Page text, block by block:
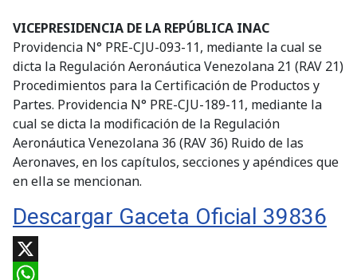
VICEPRESIDENCIA DE LA REPÚBLICA INAC
Providencia N° PRE-CJU-093-11, mediante la cual se
dicta la Regulación Aeronáutica Venezolana 21 (RAV 21)
Procedimientos para la Certificación de Productos y
Partes. Providencia N° PRE-CJU-189-11, mediante la
cual se dicta la modificación de la Regulación
Aeronáutica Venezolana 36 (RAV 36) Ruido de las
Aeronaves, en los capítulos, secciones y apéndices que
en ella se mencionan.
Descargar Gaceta Oficial 39836
X